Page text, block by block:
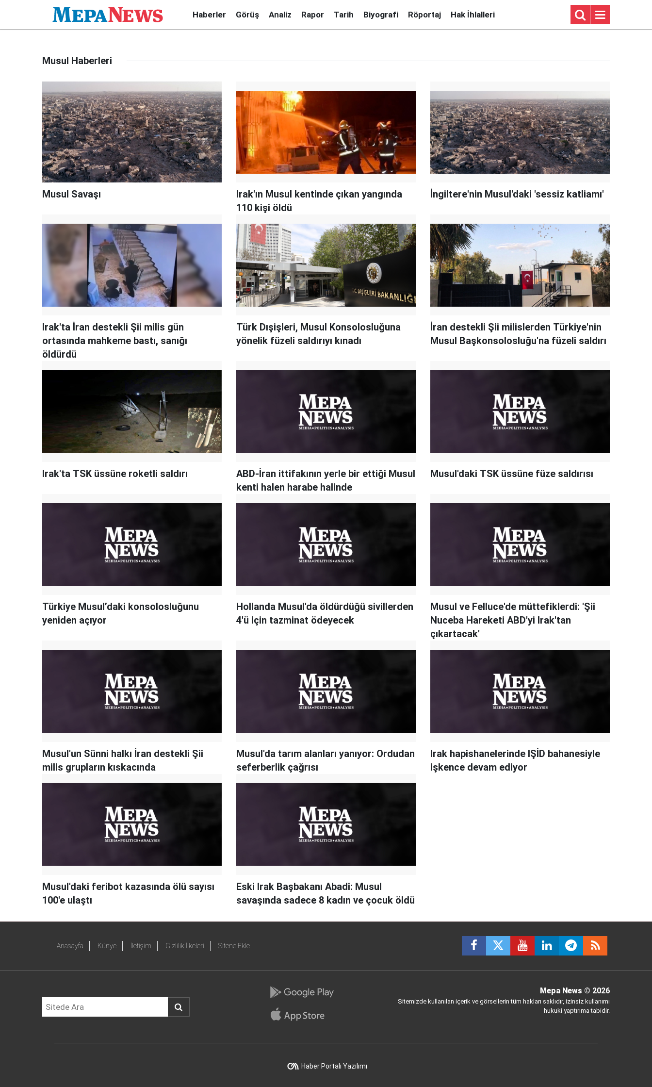
Haberler Görüş Analiz Rapor Tarih Biyografi Röportaj Hak İhlalleri
Musul Haberleri
Musul Savaşı
Irak'ın Musul kentinde çıkan yangında
110 kişi öldü
İngiltere'nin Musul'daki 'sessiz katliamı'
Irak'ta İran destekli Şii milis gün
ortasında mahkeme bastı, sanığı
öldürdü
Türk Dışişleri, Musul Konsolosluğuna
yönelik füzeli saldırıyı kınadı
İran destekli Şii milislerden Türkiye'nin
Musul Başkonsolosluğu'na füzeli saldırı
Irak'ta TSK üssüne roketli saldırı
ABD-İran ittifakının yerle bir ettiği Musul
kenti halen harabe halinde
Musul'daki TSK üssüne füze saldırısı
Türkiye Musul’daki konsolosluğunu
yeniden açıyor
Hollanda Musul'da öldürdüğü sivillerden
4'ü için tazminat ödeyecek
Musul ve Felluce'de müttefiklerdi: 'Şii
Nuceba Hareketi ABD'yi Irak'tan
çıkartacak'
Musul'un Sünni halkı İran destekli Şii
milis grupların kıskacında
Musul'da tarım alanları yanıyor: Ordudan
seferberlik çağrısı
Irak hapishanelerinde IŞİD bahanesiyle
işkence devam ediyor
Musul'daki feribot kazasında ölü sayısı
100'e ulaştı
Eski Irak Başbakanı Abadi: Musul
savaşında sadece 8 kadın ve çocuk öldü
Anasayfa Künye İletişim Gizlilik İlkeleri Sitene Ekle
Mepa News © 2026
Sitemizde kullanılan içerik ve görsellerin tüm hakları saklıdır, izinsiz kullanımı
hukuki yaptırıma tabidir.
Haber Portalı Yazılımı